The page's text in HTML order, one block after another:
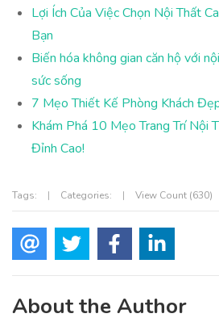
Lợi Ích Của Việc Chọn Nội Thất
Bạn
Biến hóa không gian căn hộ với
sức sống
7 Mẹo Thiết Kế Phòng Khách
Khám Phá 10 Mẹo Trang Trí Nội
Đỉnh Cao!
Tags: | Categories: | View Count (630)
About the Author